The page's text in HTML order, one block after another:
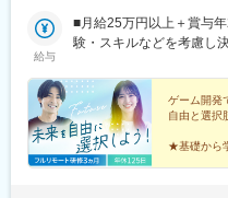
地は希望を考慮します。
徒歩10分以内の駅チカオ
給与
■月給25万円以上＋賞与
験・スキルなどを考慮し
（期間中は月給23万円以
がある方は、現職・前職
り。個人の頑張りに応じ
年収450万円（未経験入
目）年収770万円（未経験
ゲーム開発
自由と選択
★基礎から